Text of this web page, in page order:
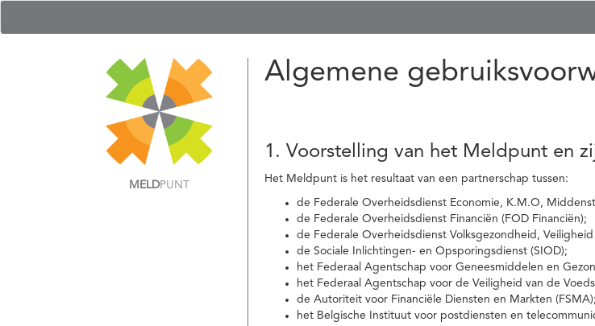
MELDPUNT
Algemene
1. Voorstelling van het Meldpunt en
Het Meldpunt is het resultaat van een partnerschap tussen:
de Federale Overheidsdienst Economie, K.M.O,
de Federale Overheidsdienst Financiën (FOD Financiën);
de Federale Overheidsdienst Volksgezondheid,
de Sociale Inlichtingen- en Opsporingsdienst (SIOD);
het Federaal Agentschap voor Geneesmiddelen en
het Federaal Agentschap voor de Veiligheid van de
de Autoriteit voor Financiële Diensten en Markten
het Belgische Instituut voor postdiensten en